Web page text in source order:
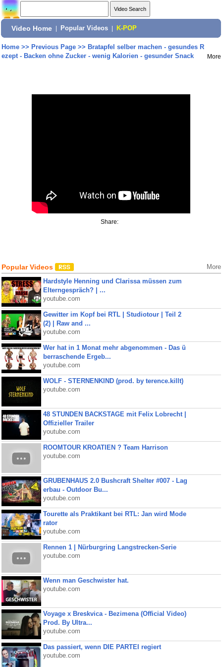
Video Home Popular Videos K-POP
Home>> Previous Page>> Bratapfel selber machen - gesundes R
ezept - Backen ohne Zucker - wenig Kalorien - gesunder Snack
More
Share:
Popular Videos More
Hardstyle Henning und Clarissa müssen zum
Elterngespräch? | ...
youtube.com
Gewitter im Kopf bei RTL | Studiotour | Teil 2
(2) | Raw and ...
youtube.com
Wer hat in 1 Monat mehr abgenommen - Das ü
berraschende Ergeb...
youtube.com
WOLF - STERNENKIND (prod. by terence.killt)
youtube.com
48 STUNDEN BACKSTAGE mit Felix Lobrecht |
Offizieller Trailer
youtube.com
ROOMTOUR KROATIEN ? Team Harrison
youtube.com
GRUBENHAUS 2.0 Bushcraft Shelter #007 - Lag
erbau - Outdoor Bu...
youtube.com
Tourette als Praktikant bei RTL: Jan wird Mode
rator
youtube.com
Rennen 1 | Nürburgring Langstrecken-Serie
youtube.com
Wenn man Geschwister hat.
youtube.com
Voyage x Breskvica - Bezimena (Official Video)
Prod. By Ultra...
youtube.com
Das passiert, wenn DIE PARTEI regiert
youtube.com